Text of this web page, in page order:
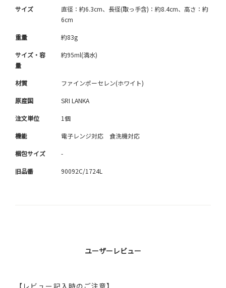
サイズ
直径：約6.3cm、長径(取っ手含)：約8.4cm、高さ：約
6cm
重量 約83g
サイズ・容
量
約95ml(満水)
材質 ファインポーセレン(ホワイト)
原産国 SRI LANKA
注文単位 1個
機能 電子レンジ対応 食洗機対応
梱包サイズ -
旧品番 90092C/1724L
ユーザーレビュー